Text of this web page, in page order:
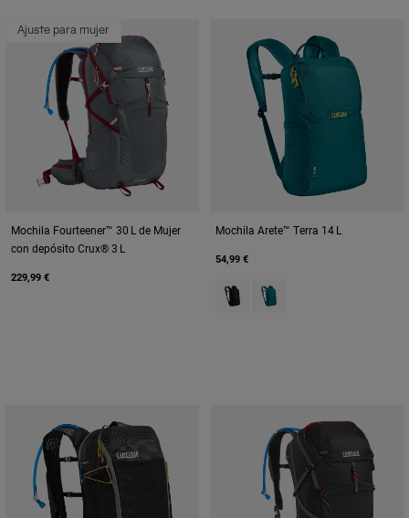
Ajuste para mujer
Mochila Fourteener™ 30 L de Mujer
con depósito Crux® 3 L
229,99 €
Mochila Arete™ Terra 14 L
54,99 €
Product swatch type of Black.
Product swatch type of